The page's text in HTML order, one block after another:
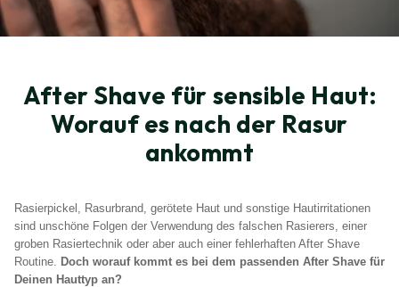
After Shave für sensible Haut:
Worauf es nach der Rasur
ankommt
Rasierpickel, Rasurbrand, gerötete Haut und sonstige Hautirritationen
sind unschöne Folgen der Verwendung des falschen Rasierers, einer
groben Rasiertechnik oder aber auch einer fehlerhaften After Shave
Routine. Doch worauf kommt es bei dem passenden After Shave für
Deinen Hauttyp an?